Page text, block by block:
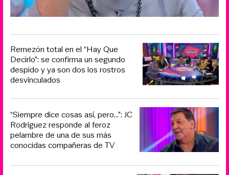
Remezón total en el “Hay Que
Decirlo”: se confirma un segundo
despido y ya son dos los rostros
desvinculados
“Siempre dice cosas así, pero...”: JC
Rodríguez responde al feroz
pelambre de una de sus más
conocidas compañeras de TV